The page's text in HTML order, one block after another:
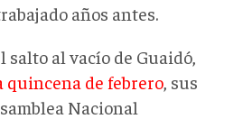
años antes.
salto al vacío de Guaidó,
quincena de febrero , sus
Nacional